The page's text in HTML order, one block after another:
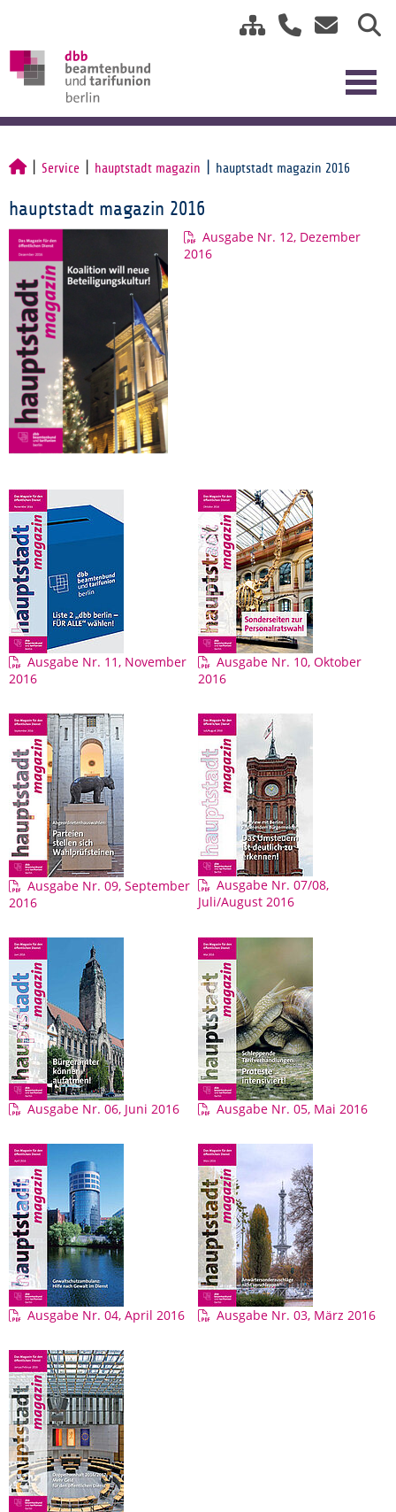
Service hauptstadt magazin hauptstadt magazin 2016
hauptstadt magazin 2016
Ausgabe Nr. 12, Dezember
2016
Ausgabe Nr. 11, November
2016
Ausgabe Nr. 10, Oktober
2016
Ausgabe Nr. 09, September
2016
Ausgabe Nr. 07/08,
Juli/August 2016
Ausgabe Nr. 06, Juni 2016 Ausgabe Nr. 05, Mai 2016
Ausgabe Nr. 04, April 2016 Ausgabe Nr. 03, März 2016